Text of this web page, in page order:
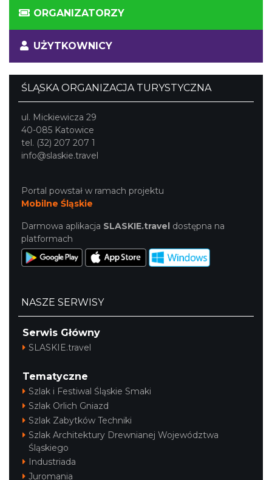
ORGANIZATORZY
UŻYTKOWNICY
ŚLĄSKA ORGANIZACJA TURYSTYCZNA
ul. Mickiewicza 29
40-085 Katowice
tel. (32) 207 207 1
info@slaskie.travel
Portal powstał w ramach projektu
Mobilne Śląskie
Darmowa aplikacja SLASKIE.travel dostępna na
platformach
NASZE SERWISY
Serwis Główny
SLASKIE.travel
Tematyczne
Szlak i Festiwal Śląskie Smaki
Szlak Orlich Gniazd
Szlak Zabytków Techniki
Szlak Architektury Drewnianej Województwa
Śląskiego
Industriada
Juromania